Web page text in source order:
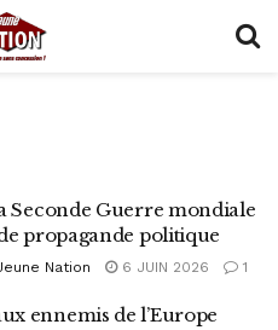
Seconde Guerre mondiale
propagande politique
Nation 6 JUIN 2026 1
ennemis de l’Europe